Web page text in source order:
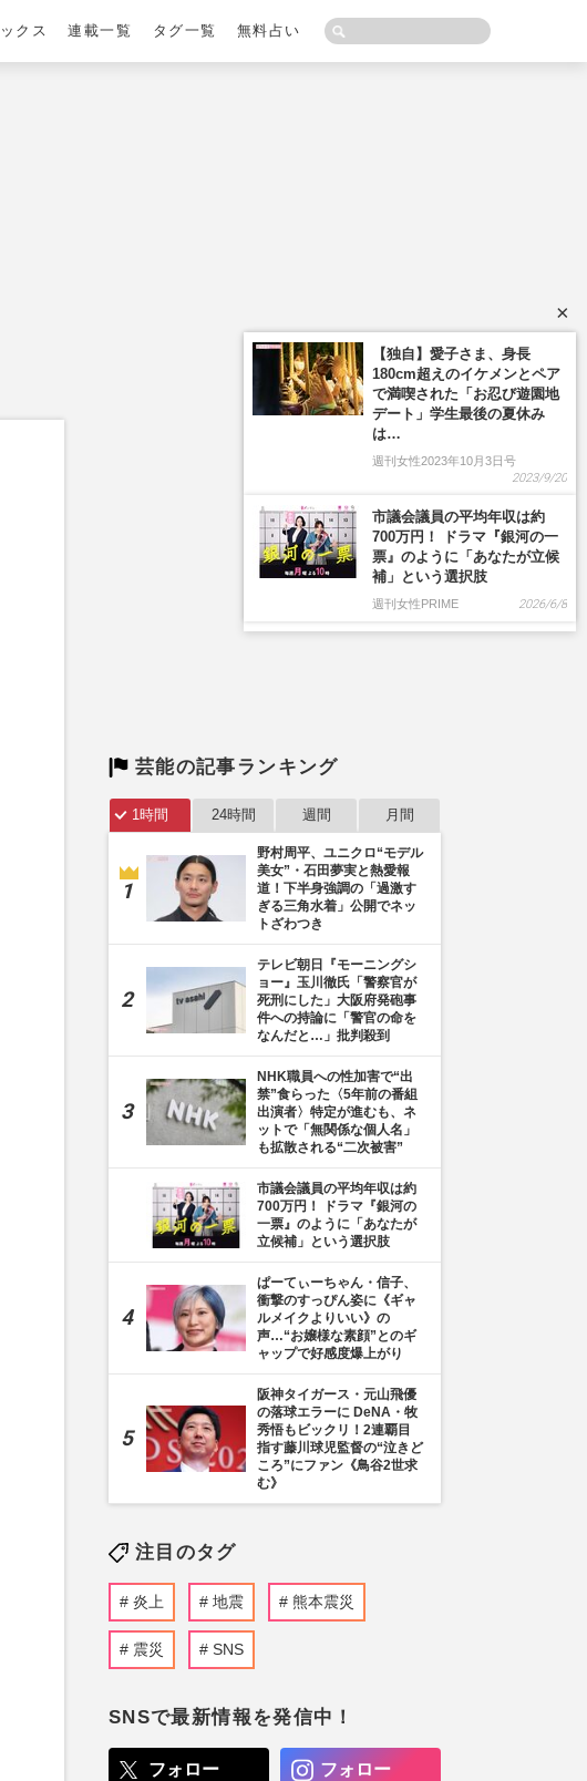
クス 連載一覧 タグ一覧 無料占い
芸能の記事ランキング
1時間 24時間 週間 月間
野村周平、ユニクロ“モデル
美女”・石田夢実と熱愛報
道！下半身強調の「過激す
ぎる三角水着」公開でネッ
トざわつき
テレビ朝日『モーニングシ
ョー』玉川徹氏「警察官が
死刑にした」大阪府発砲事
件への持論に「警官の命を
なんだと…」批判殺到
NHK職員への性加害で“出
禁”食らった〈5年前の番組
出演者〉特定が進むも、ネ
ットで「無関係な個人名」
も拡散される“二次被害”
市議会議員の平均年収は約
700万円！ ドラマ『銀河の
一票』のように「あなたが
立候補」という選択肢
ぱーてぃーちゃん・信子、
衝撃のすっぴん姿に《ギャ
ルメイクよりいい》の
声…“お嬢様な素顔”とのギ
ャップで好感度爆上がり
阪神タイガース・元山飛優
の落球エラーに DeNA・牧
秀悟もビックリ！2連覇目
指す藤川球児監督の“泣きど
ころ”にファン《鳥谷2世求
む》
注目のタグ
炎上 地震 熊本震災
震災 SNS
SNSで最新情報を発信中！
フォロー フォロー
×